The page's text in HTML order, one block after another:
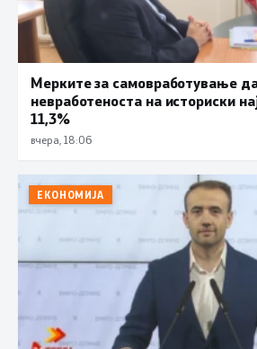
Мерките за самовработување
невработеноста на историски
11,3%
вчера, 18:06
ЕКОНОМИЈА